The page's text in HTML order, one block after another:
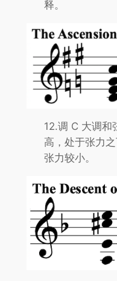
释。
12.调 C 大调和
高，处于张力
张力较小。